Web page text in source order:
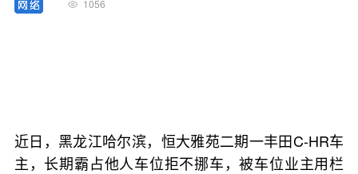
1056
近日，黑龙江哈尔滨，恒大雅苑二期一丰田C-HR车
主，长期霸占他人车位拒不挪车，被车位业主用栏